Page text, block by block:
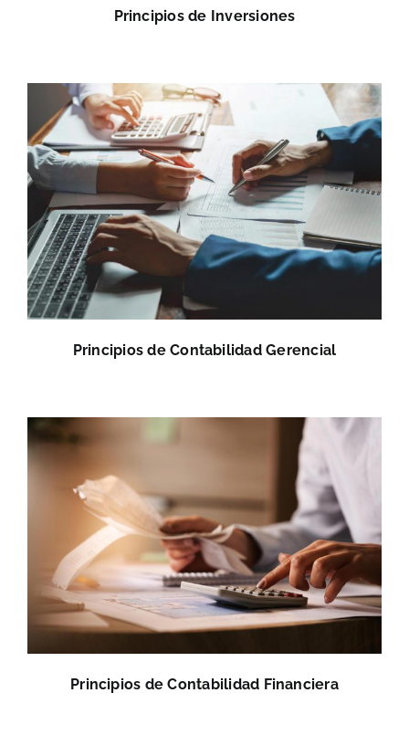
Principios de Inversiones
Principios de Contabilidad Gerencial
Principios de Contabilidad Financiera